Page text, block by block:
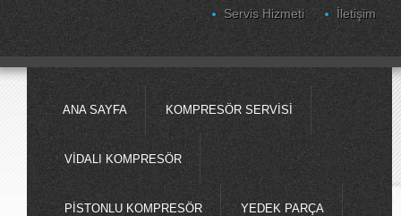
İletişim
Servis Hizmeti
ANA SAYFA KOMPRESÖR SERVISI
VIDALI KOMPRESÖR
PISTONLU KOMPRESÖR YEDEK PARÇA